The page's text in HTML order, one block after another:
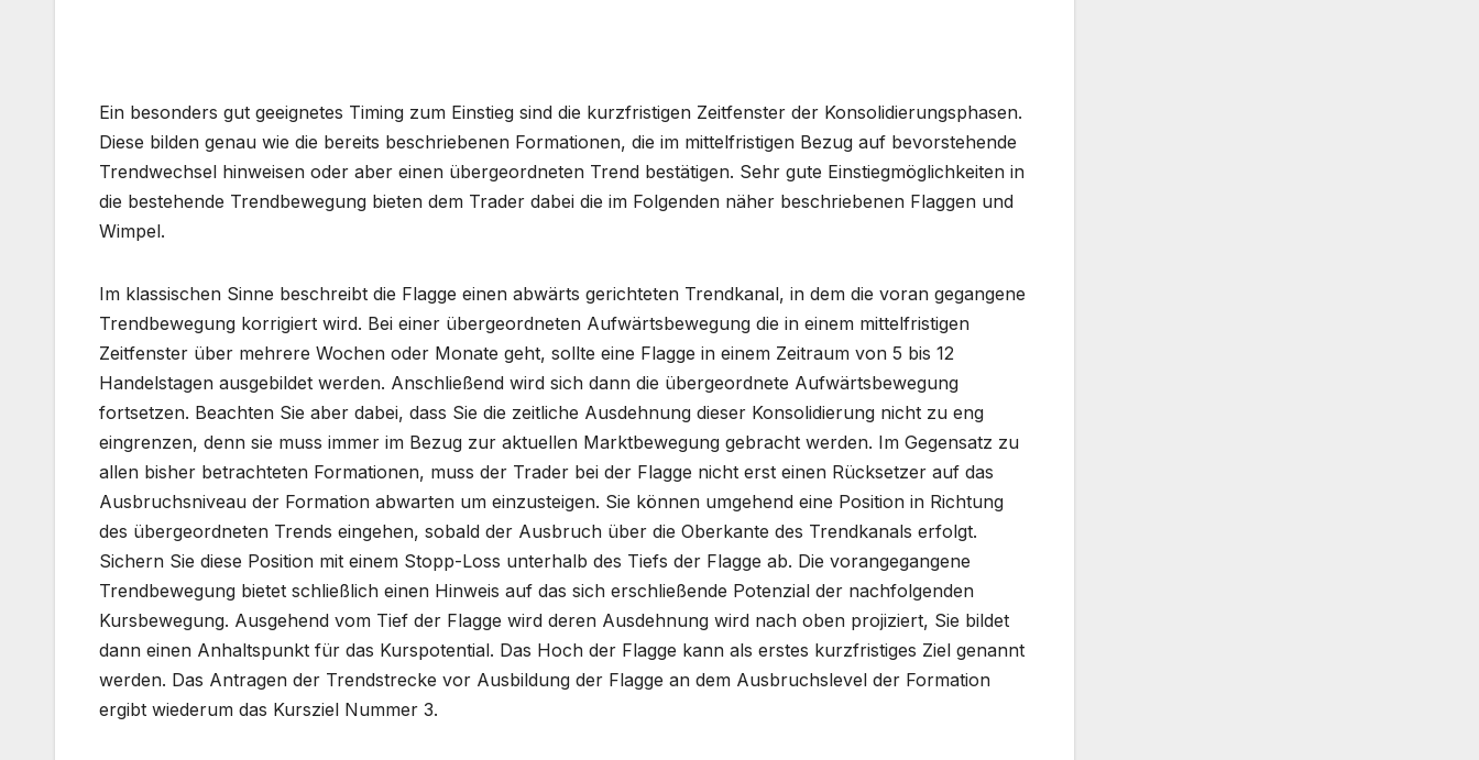
Ein besonders gut geeignetes Timing zum Einstieg sind die kurzfristigen Zeitfenster der Konsolidierungsphasen.
Diese bilden genau wie die bereits beschriebenen Formationen, die im mittelfristigen Bezug auf bevorstehende
Trendwechsel hinweisen oder aber einen übergeordneten Trend bestätigen. Sehr gute Einstiegmöglichkeiten in
die bestehende Trendbewegung bieten dem Trader dabei die im Folgenden näher beschriebenen Flaggen und
Wimpel.
Im klassischen Sinne beschreibt die Flagge einen abwärts gerichteten Trendkanal, in dem die voran gegangene
Trendbewegung korrigiert wird. Bei einer übergeordneten Aufwärtsbewegung die in einem mittelfristigen
Zeitfenster über mehrere Wochen oder Monate geht, sollte eine Flagge in einem Zeitraum von 5 bis 12
Handelstagen ausgebildet werden. Anschließend wird sich dann die übergeordnete Aufwärtsbewegung
fortsetzen. Beachten Sie aber dabei, dass Sie die zeitliche Ausdehnung dieser Konsolidierung nicht zu eng
eingrenzen, denn sie muss immer im Bezug zur aktuellen Marktbewegung gebracht werden. Im Gegensatz zu
allen bisher betrachteten Formationen, muss der Trader bei der Flagge nicht erst einen Rücksetzer auf das
Ausbruchsniveau der Formation abwarten um einzusteigen. Sie können umgehend eine Position in Richtung
des übergeordneten Trends eingehen, sobald der Ausbruch über die Oberkante des Trendkanals erfolgt.
Sichern Sie diese Position mit einem Stopp-Loss unterhalb des Tiefs der Flagge ab. Die vorangegangene
Trendbewegung bietet schließlich einen Hinweis auf das sich erschließende Potenzial der nachfolgenden
Kursbewegung. Ausgehend vom Tief der Flagge wird deren Ausdehnung wird nach oben projiziert, Sie bildet
dann einen Anhaltspunkt für das Kurspotential. Das Hoch der Flagge kann als erstes kurzfristiges Ziel genannt
werden. Das Antragen der Trendstrecke vor Ausbildung der Flagge an dem Ausbruchslevel der Formation
ergibt wiederum das Kursziel Nummer 3.